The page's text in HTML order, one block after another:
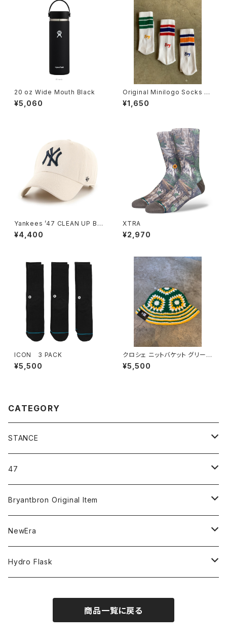
20 oz Wide Mouth Black
¥5,060
Original Minilogo Socks N
o.0008
¥1,650
Yankees ’47 CLEAN UP Bo
ne
¥4,400
XTRA
¥2,970
ICON 3 PACK
¥5,500
クロシェ ニットバケット グリー
ン/イエロー/ホワイト
¥5,500
CATEGORY
STANCE
ICON＆OG
MLB
NBA
COLLABORATION
47
CLEAN UP
MVP
CAPTAIN
Bryantbron Original Item
T-Shirt
Shorts
NewEra
59FIFTY
Hydro Flask
商品一覧に戻る